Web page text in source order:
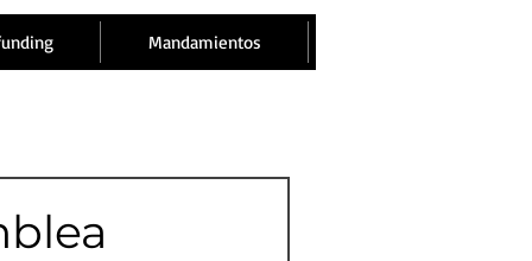
Mandamientos